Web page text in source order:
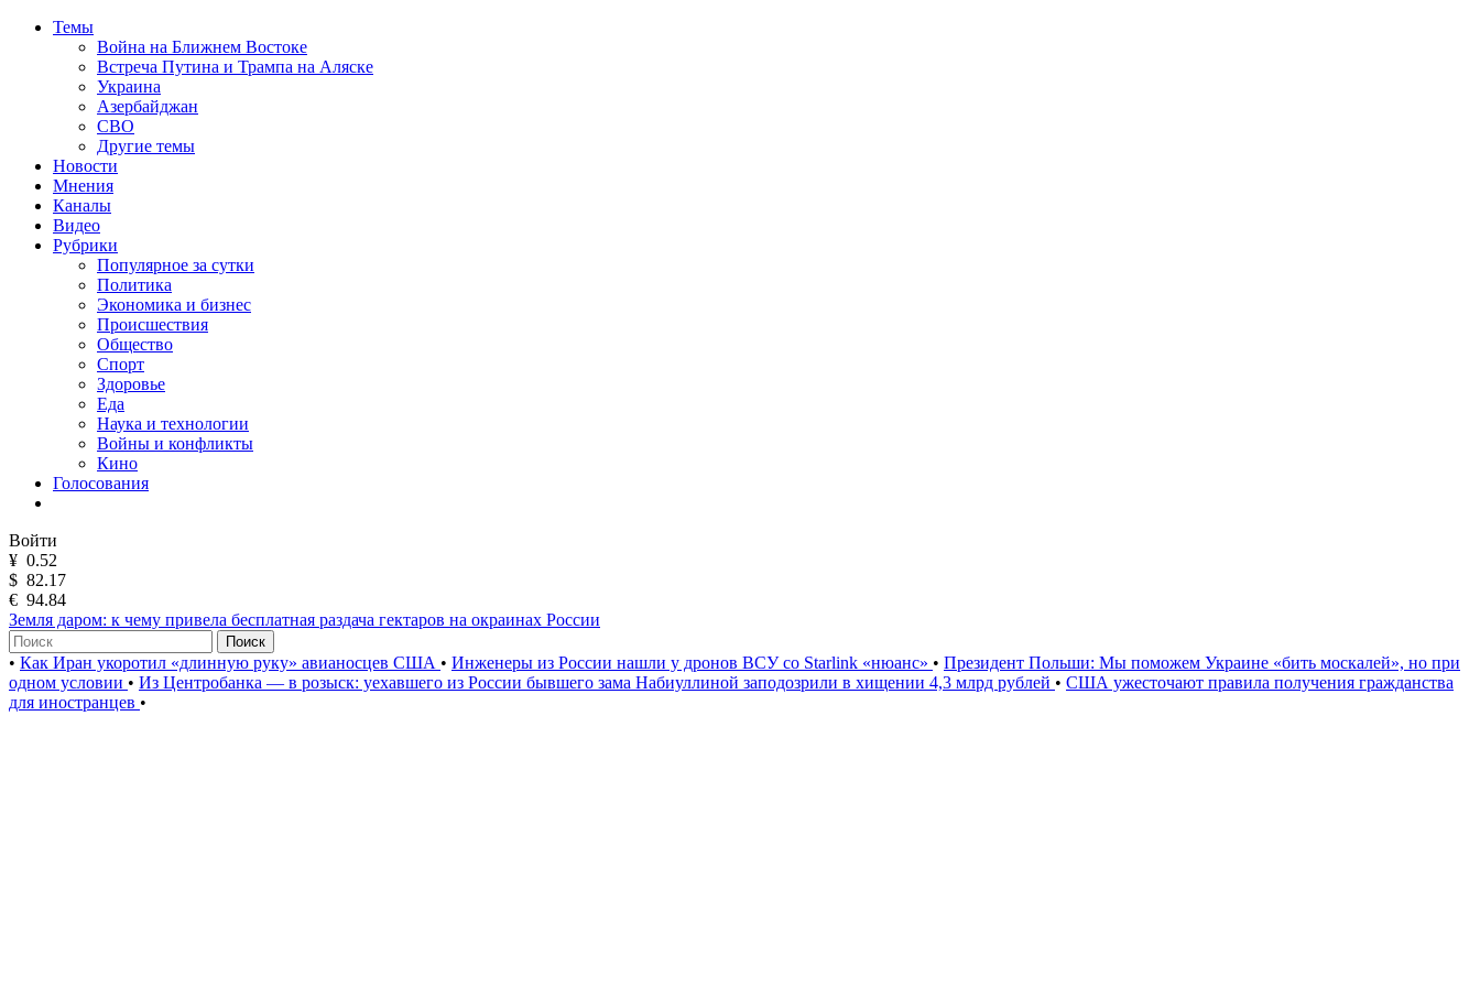
Темы
Война на Ближнем Востоке
Встреча Путина и Трампа на Аляске
Украина
Азербайджан
СВО
Другие темы
Новости
Мнения
Каналы
Видео
Рубрики
Популярное за сутки
Политика
Экономика и бизнес
Происшествия
Общество
Спорт
Здоровье
Еда
Наука и технологии
Войны и конфликты
Кино
Голосования
Войти
¥ 0.52
$ 82.17
€ 94.84
Земля даром: к чему привела бесплатная раздача гектаров на окраинах России
Поиск
• Как Иран укоротил «длинную руку» авианосцев США • Инженеры из России нашли у дронов ВСУ со Starlink «нюанс» • Президент Польши: Мы поможем Украине «бить москалей», но при
одном условии • Из Центробанка — в розыск: уехавшего из России бывшего зама Набиуллиной заподозрили в хищении 4,3 млрд рублей • США ужесточают правила получения гражданства
для иностранцев •